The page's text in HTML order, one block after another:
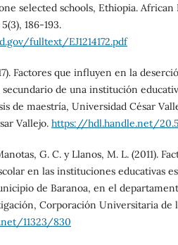
selected schools, Ethiopia. African
186-193.
fulltext/EJ1214172.pdf
Factores que influyen en la
de una institución
de maestría, Universidad César
Vallejo. https://hdl.handle.net/
G. C. y Llanos, M. L. (2011).
en las instituciones educativas
de Baranoa, en el
Corporación Universitaria de
11323/830